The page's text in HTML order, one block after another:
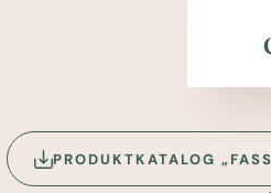
PRODUKTKATALOG